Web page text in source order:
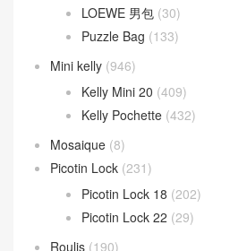
Lindy 30CM(47)
Lindy mini(131)
Loewe 羅意威(391)
Barcelona Bag(19)
Hammock Bag (53)
LOEWE 女包
LOEWE 男包
Puzzle Bag (133)
Mini kelly(946)
Kelly Mini 20